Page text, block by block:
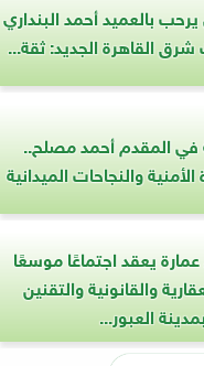
بالعميد أحمد البنداري
القاهرة الجديد: ثقة...
في المقدم أحمد مصلح..
والنجاحات الميدانية
عمارة يعقد اجتماعًا موسعًا
والقانونية والتقنين
العبور...